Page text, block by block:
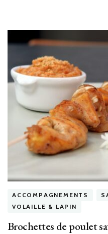
ACCOMPAGNEMENTS
VOLAILLE & LAPIN
Brochettes de poulet